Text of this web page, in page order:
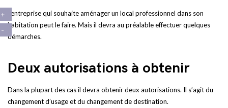
L’entreprise qui souhaite aménager un local professionnel dans son
habitation peut le faire. Mais il devra au préalable effectuer quelques
démarches.
Deux autorisations à obtenir
Dans la plupart des cas il devra obtenir deux autorisations. Il s’agit du
changement d’usage et du changement de destination.